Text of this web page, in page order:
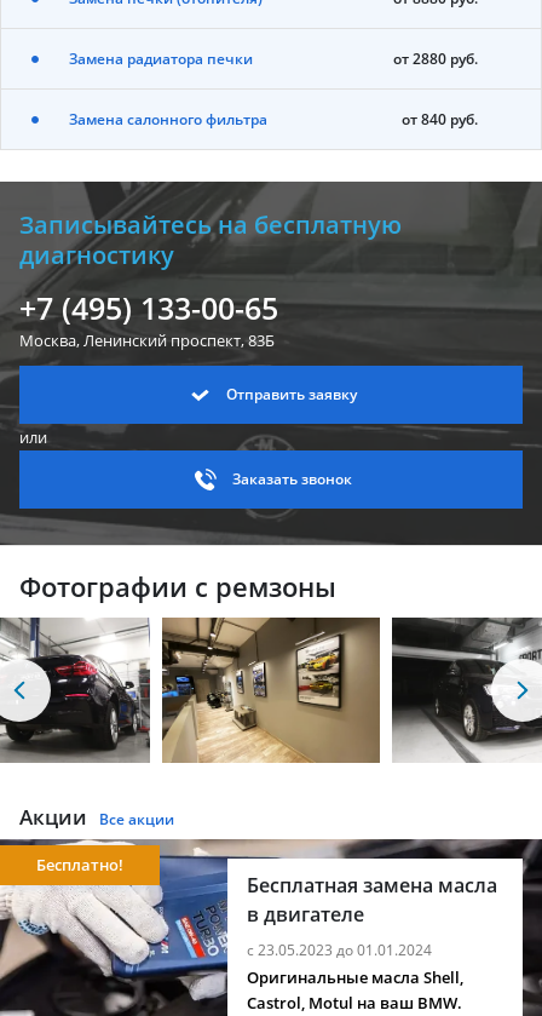
Замена радиатора печки от 2880 руб.
Замена салонного фильтра от 840 руб.
Записывайтесь на бесплатную
диагностику
+7 (495) 133-00-65
Москва, Ленинскийпроспект, 83Б
Отправить заявку
или
Заказать звонок
Фотографии с ремзоны
Акции Все акции
Бесплатная замена масла
в двигателе
с 23.05.2023 до 01.01.2024
Бесплатно!
Оригинальные масла Shell,
Castrol, Motul на ваш BMW.